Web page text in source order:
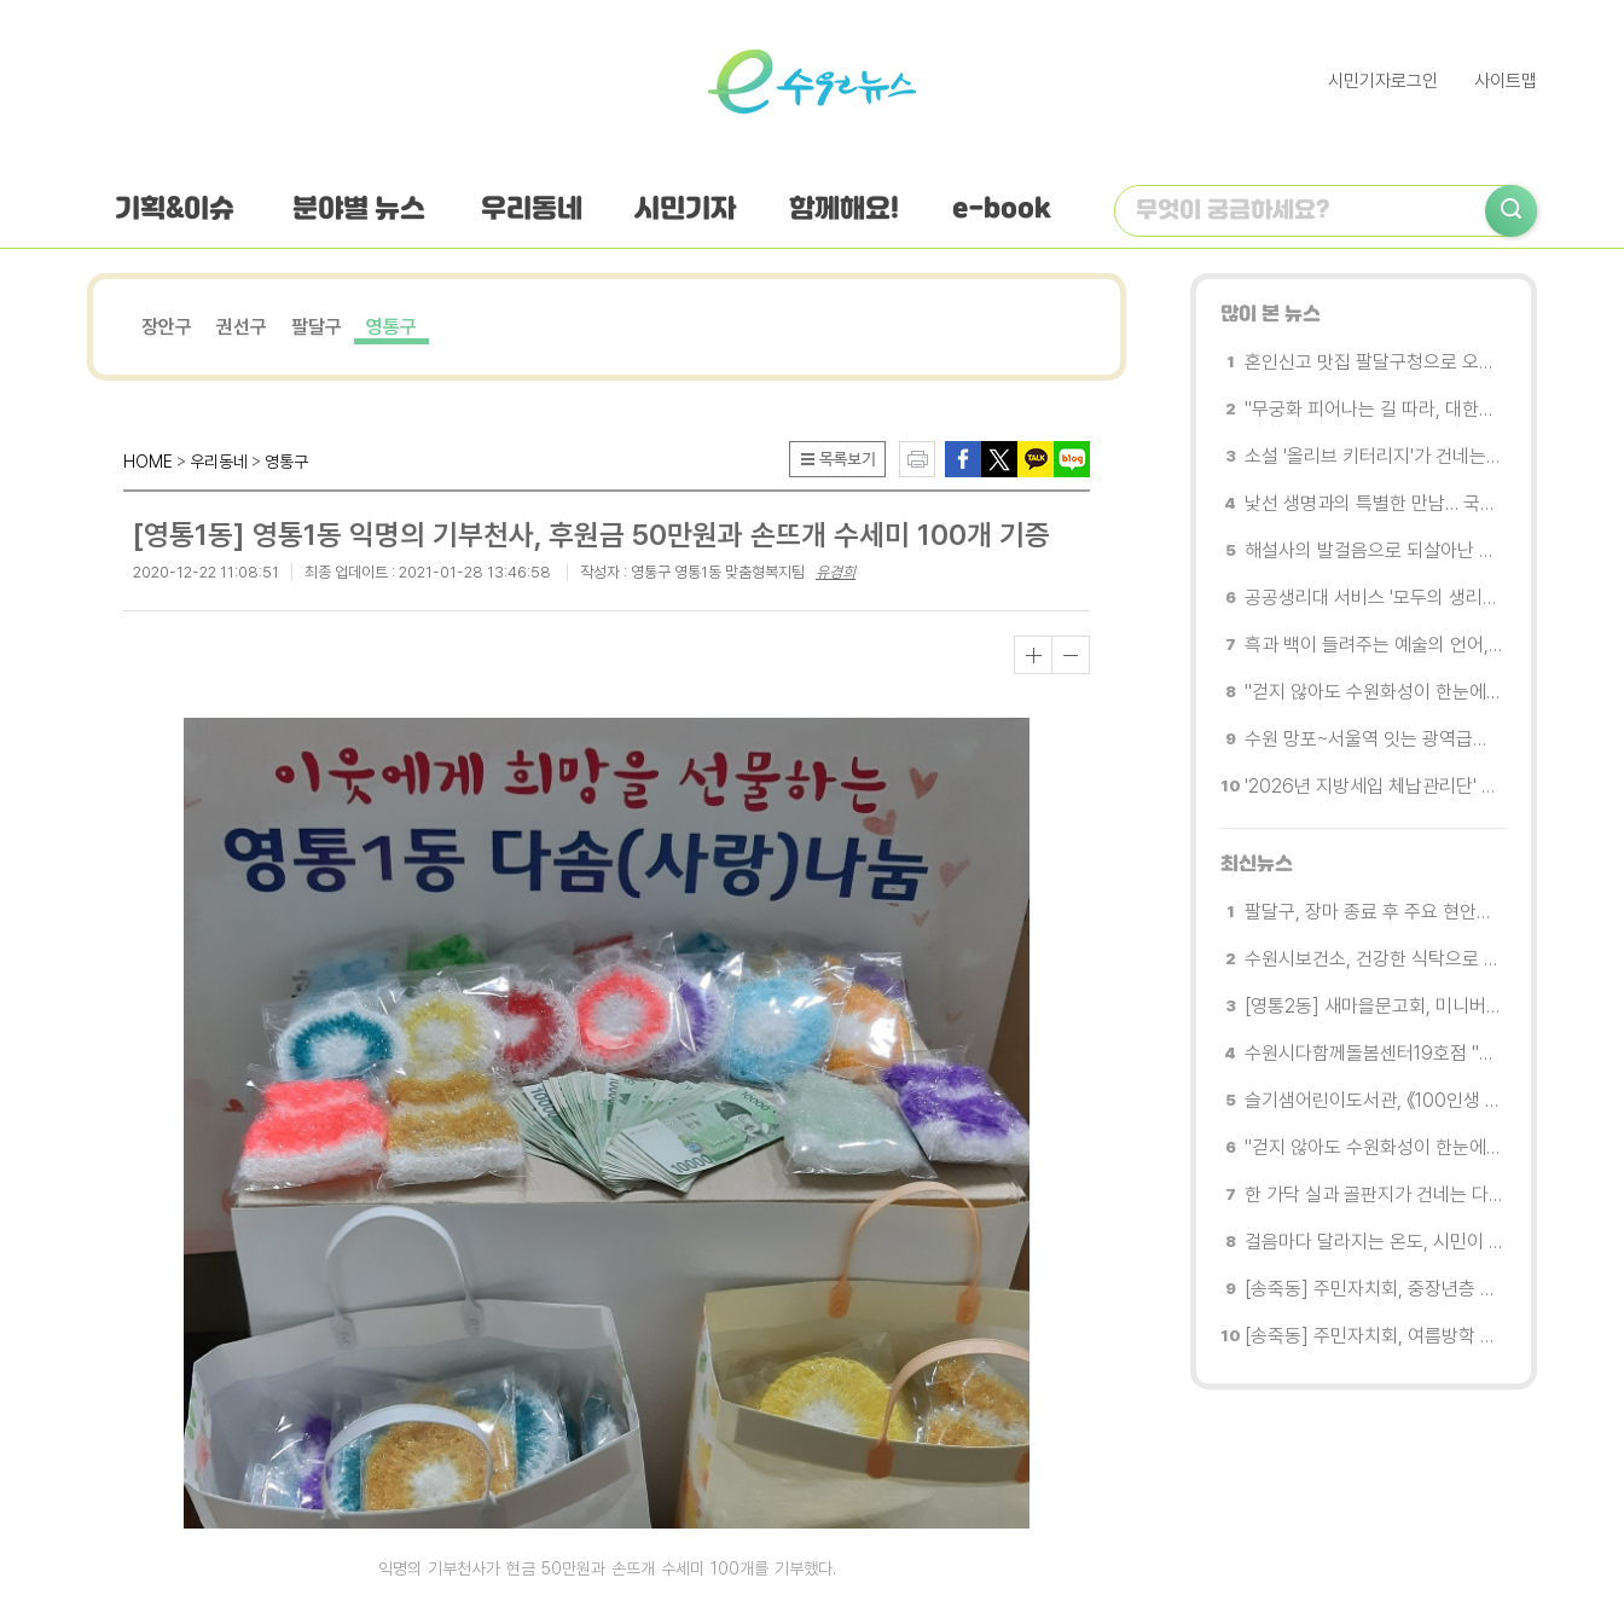
시민기자로그인 사이트맵
기획&이슈 분야별 뉴스 우리동네 시민기자 함께해요! e-book
장안구 권선구 팔달구 영통구
HOME > 우리동네 > 영통구
[영통1동] 영통1동 익명의 기부천사, 후원금 50만원과 손뜨개 수세미 100개 기증
2020-12-22 11:08:51 최종 업데이트 : 2021-01-28 13:46:58 작성자 : 영통구 영통1동 맞춤형복지팀 유경희
익명의 기부천사가 현금 50만원과 손뜨개 수세미 100개를 기부했다.
많이 본 뉴스
혼인신고 맛집 팔달구청으로 오세요
"무궁화 피어나는 길 따라, 대한민국을 걷는다"
소설 '올리브 키터리지'가 건네는 삶과 연민의 철학
낯선 생명과의 특별한 만남… 국제전 《패트리샤 피치니니: 킨쉽》
해설사의 발걸음으로 되살아난 수원의 독립운동 역사
공공생리대 서비스 '모두의 생리대' 시범 운영...수원시청·4개 구청 등에 지급기 설치
흑과 백이 들려주는 예술의 언어, 수원시립미술관 소장품전《블랑 블랙 파노라마》
"걷지 않아도 수원화성이 한눈에"…무장애 관광버스 '수원행차' 타보니
수원 망포~서울역 잇는 광역급행버스 M5165번, 8월 3일 개통
'2026년 지방세입 체납관리단' 출범... 체납자 실태조사 본격 추진
최신뉴스
팔달구, 장마 종료 후 주요 현안지역 현장 점검 실시
수원시보건소, 건강한 식탁으로 어르신 건강 지킨다
[영통2동] 새마을문고회, 미니버스 수원행차 체험
수원시다함께돌봄센터19호점 "제 2회 협회장배 수원시에어로빅 힙합대회" K-POP 댄스부분 1등
슬기샘어린이도서관, 《100인생 그림책》 기획전시
"걷지 않아도 수원화성이 한눈에"…무장애 관광버스 '수원행차' 타보니
한 가닥 실과 골판지가 건네는 다정한 위로
걸음마다 달라지는 온도, 시민이 기록한 폭염 대응의 현장
[송죽동] 주민자치회, 중장년층 대상 맞춤형 『디지털문해 프로그램』 운영
[송죽동] 주민자치회, 여름방학 맞이 아동 공예 프로그램 『슬기로운 방학생활』 추진